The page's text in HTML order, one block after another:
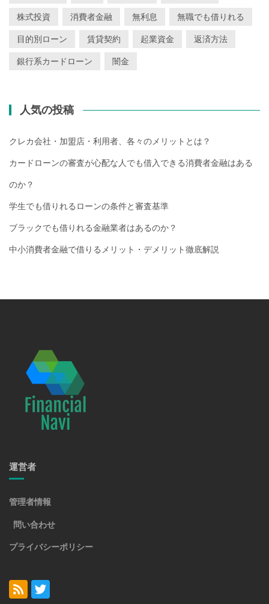
株式投資 消費者金融 無利息 無職でも借りれる
目的別ローン 賃貸契約 起業資金 返済方法
銀行系カードローン 闇金
人気の投稿
クレカ会社・加盟店・利用者、各々のメリットとは？
カードローンの審査が心配な人でも借入できる消費者金融はある
のか？
学生でも借りれるローンの条件と審査基準
ブラックでも借りれる金融業者はあるのか？
中小消費者金融で借りるメリット・デメリット徹底解説
運営者
管理者情報
問い合わせ
プライバシーポリシー